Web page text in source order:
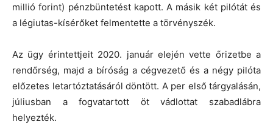
millió forint) pénzbüntetést kapott. A másik két pilótát és
a légiutas-kísérőket felmentette a törvényszék.
Az ügy érintettjeit 2020. január elején vette őrizetbe a
rendőrség, majd a bíróság a cégvezető és a négy pilóta
előzetes letartóztatásáról döntött. A per első tárgyalásán,
júliusban a fogvatartott öt vádlottat szabadlábra
helyezték.